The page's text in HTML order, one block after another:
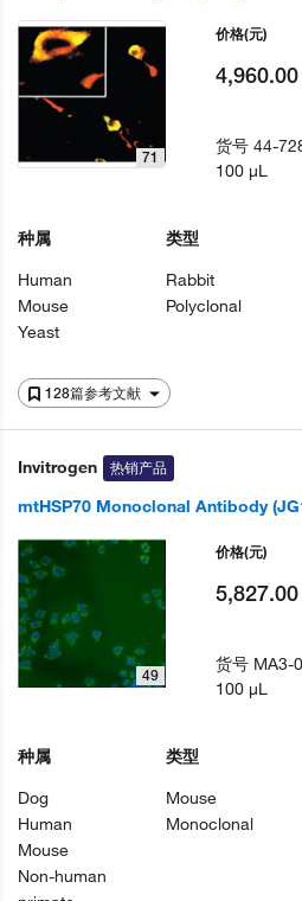
128篇参考文献
71
种属
Human
Mouse
Yeast
类型
Rabbit
Polyclonal
价格(元)
4,960.00
货号44-
100 µL
Invitrogen 热销产品
mtHSP70 Monoclonal Antibody
49
种属
Dog
Human
Mouse
Non-human
类型
Mouse
Monoclonal
价格(元)
5,827.00
货号 MA3-
100 µL